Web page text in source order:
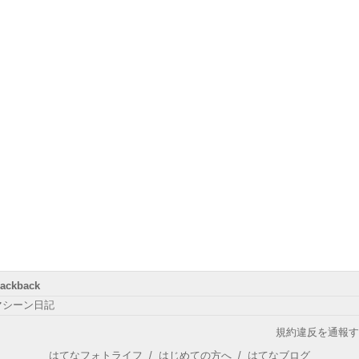
シーン日記
規約違反を通報
はてなフォトライフ / はじめての方へ / はてなブログ